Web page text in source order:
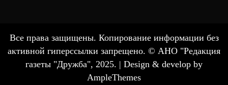
Все права защищены. Копирование информации без
активной гиперссылки запрещено. © АНО "Редакция
газеты "Дружба", 2025. | Design & develop by
AmpleThemes